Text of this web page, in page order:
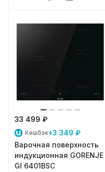
33 499 ₽
Кешбэк+3 349 ₽
Варочная поверхность
индукционная GORENJE
GI 6401BSC